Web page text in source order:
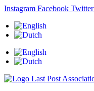
Skip
content
Instagram Facebook Twitter